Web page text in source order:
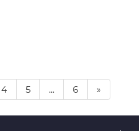
4 5 ... 6 »